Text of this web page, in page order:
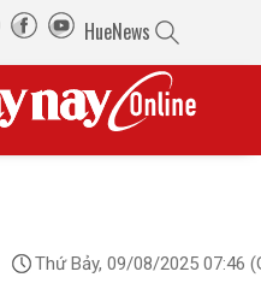
HueNews
Thứ Bảy, 09/08/2025 07:46